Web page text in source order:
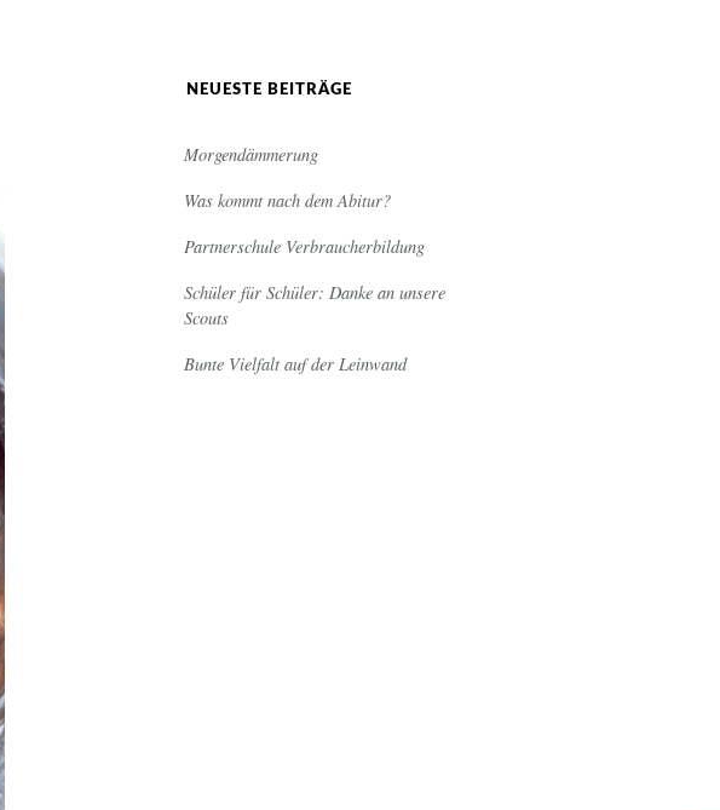
NEUESTE BEITRÄGE
Morgendämmerung
Was kommt nach dem Abitur?
Partnerschule Verbraucherbildung
Schüler für Schüler: Danke an unsere
Scouts
Bunte Vielfalt auf der Leinwand